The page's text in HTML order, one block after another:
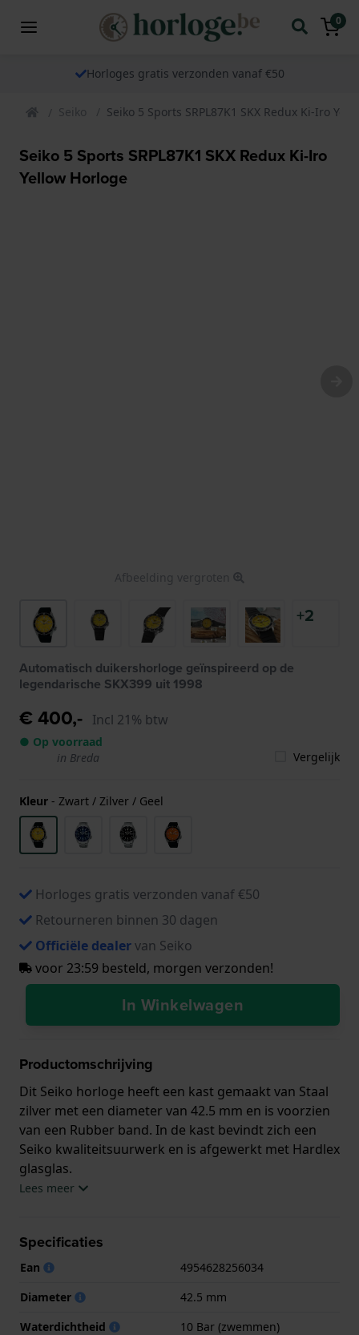
0
Horloges gratis verzonden vanaf €50
Seiko Seiko 5 Sports SRPL87K1 SKX Redux Ki-Iro
Seiko 5 Sports SRPL87K1 SKX Redux Ki-Iro
Yellow Horloge
Afbeelding vergroten
+2
Automatisch duikershorloge geïnspireerd op de
legendarische SKX399 uit 1998
€ 400,- Incl 21% btw
● Op voorraad
in Breda
Vergelijk
Kleur - Zwart / Zilver / Geel
Horloges gratis verzonden vanaf €50
Retourneren binnen 30 dagen
Officiële dealervan Seiko
voor 23:59 besteld, morgen verzonden!
In Winkelwagen
Productomschrijving
Dit Seiko horloge heeft een kast gemaakt van Staal
zilver met een diameter van 42.5 mm en is voorzien
van een Rubber band. In de kast bevindt zich een
Seiko kwaliteitsuurwerk en is afgewerkt met Hardlex
glasglas.
horloge geleverd met 3 jaar garantie.
Lees meer
Specificaties
Ean
4954628256034
Diameter
42.5 mm
Waterdichtheid
10 Bar (zwemmen)